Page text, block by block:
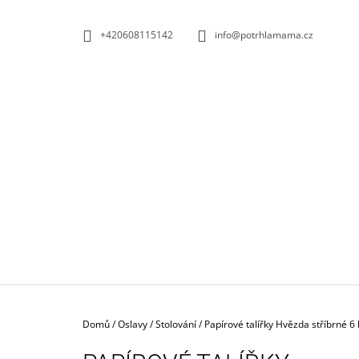
+420608115142 info@potrhlamama.cz
Domů/Oslavy/Stolování/ Papírové talířky Hvězda stříbrné 6
DŘEVĚNÁ SKLUZAVKA + 6 AUTÍČEK |